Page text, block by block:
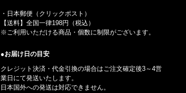
・日本郵便（クリックポスト）
【送料】全国一律198円（税込）
※ご利用いただける商品・個数に制限がございます。
●お届け日の目安
クレジット決済・代金引換の場合はご注文確定後3～4営
業日にて発送いたします。
日本国外への発送は対応できません。